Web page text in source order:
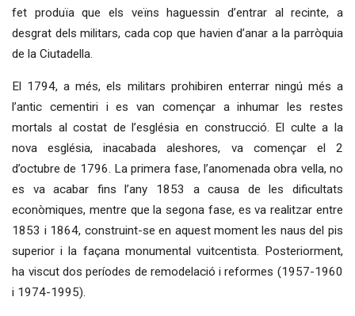
fet produïa que els veïns haguessin d’entrar al recinte, a
desgrat dels militars, cada cop que havien d’anar a la parròquia
de la Ciutadella.
El 1794, a més, els militars prohibiren enterrar ningú més a
l’antic cementiri i es van començar a inhumar les restes
mortals al costat de l’església en construcció. El culte a la
nova església, inacabada aleshores, va començar el 2
d’octubre de 1796. La primera fase, l’anomenada obra vella, no
es va acabar fins l’any 1853 a causa de les dificultats
econòmiques, mentre que la segona fase, es va realitzar entre
1853 i 1864, construint-se en aquest moment les naus del pis
superior i la façana monumental vuitcentista. Posteriorment,
ha viscut dos períodes de remodelació i reformes (1957-1960
i 1974-1995).